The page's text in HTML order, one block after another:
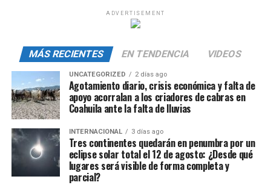
ADVERTISEMENT
MÁS RECIENTES EN TENDENCIA VIDEOS
UNCATEGORIZED 2 días ago
Agotamiento diario, crisis económica y falta de
apoyo acorralan a los criadores de cabras en
Coahuila ante la falta de lluvias
INTERNACIONAL 3 días ago
Tres continentes quedarán en penumbra por un
eclipse solar total el 12 de agosto: ¿Desde qué
lugares será visible de forma completa y
parcial?